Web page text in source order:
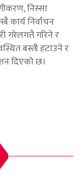
निस्सा
कार्य निर्वाचन
गरिने र
बस्ती हटाउने र
दिएको छ।